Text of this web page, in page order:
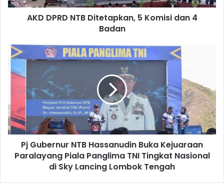
AKD DPRD NTB Ditetapkan, 5 Komisi dan 4
Badan
Pj Gubernur NTB Hassanudin Buka Kejuaraan
Paralayang Piala Panglima TNI Tingkat Nasional
di Sky Lancing Lombok Tengah